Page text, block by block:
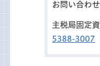
お問い合わせ
主税局固定
5388-3007